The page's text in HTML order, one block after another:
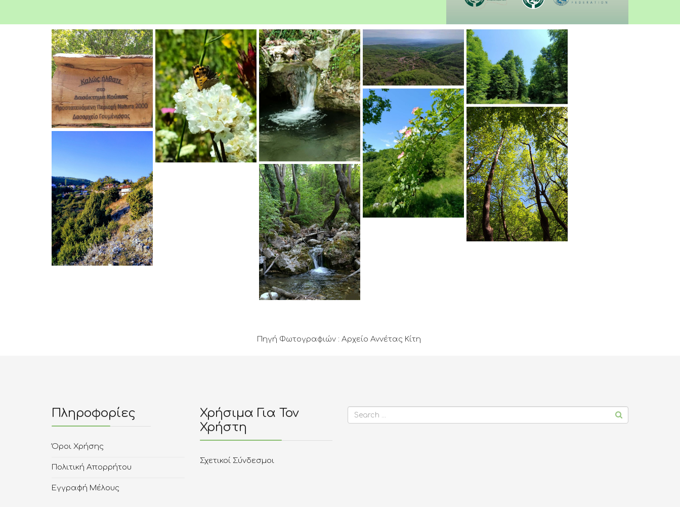
Πηγή Φωτογραφιών : Αρχείο Αννέτας Κίτη
Πληροφορίες
Όροι Χρήσης
Πολιτική Απορρήτου
Εγγραφή Μέλους
Χρήσιμα Για Τον
Χρήστη
Σχετικοί Σύνδεσμοι